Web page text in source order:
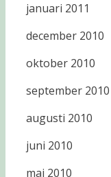
januari 2011
december 2010
oktober 2010
september 2010
augusti 2010
juni 2010
maj 2010